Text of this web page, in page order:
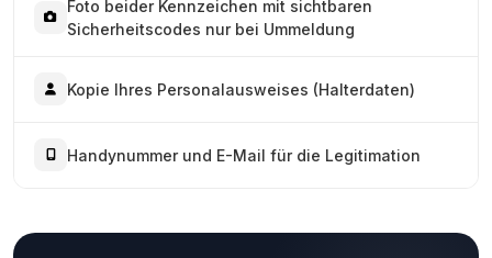
Foto beider Kennzeichen mit sichtbaren
Sicherheitscodes nur bei Ummeldung
Kopie Ihres Personalausweises (Halterdaten)
Handynummer und E-Mail für die Legitimation